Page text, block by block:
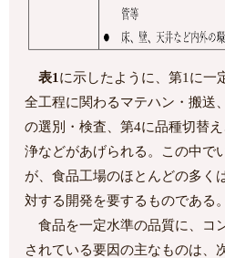
表1 に示したように、第1に一
全工程に関わるマテハン・搬送
の選別・検査、第4に品種切替
浄などがあげられる。この中で
が、食品工場のほとんどの多く
対する開発を要するものである。
食品を一定水準の品質に、コ
されている要因の主なものは、